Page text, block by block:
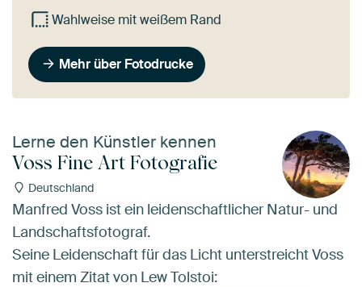
Wahlweise mit weißem Rand
Mehr über Fotodrucke
Lerne den Künstler kennen
Voss Fine Art Fotografie
Deutschland
Manfred Voss ist ein leidenschaftlicher Natur- und
Landschaftsfotograf.
Seine Leidenschaft für das Licht unterstreicht Voss
mit einem Zitat von Lew Tolstoi: